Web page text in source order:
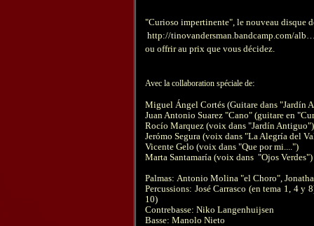
"Curioso impertinente", le nouveau disque
http://tinovandersman.bandcamp.com/
ou offrir au prix que vous décidez.
Avec la collaboration spéciale de:
Miguel Ángel Cortés (Guitare dans "Jardín
Juan Antonio Suarez "Cano" (guitare en
Rocío Marquez (voix dans "Jardín
Jerómo Segura (voix dans "La Alegría del
Vicente Gelo (voix dans "Que por mi....")
Marta Santamaría (voix dans "Ojos Verdes")
Palmas: Antonio Molina "el Choro",
Percussions: José Carrasco (en tema 1, 4
10)
Contrebasse: Niko Langenhuijsen
Basse: Manolo Nieto